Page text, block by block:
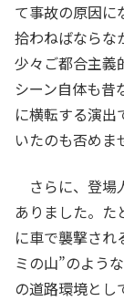
て事故の原因に
拾わねばならな
少々ご都合主義
シーン自体も昔
に横転する演出
いたのも否めま
さらに、登場
ありました。た
に車で襲撃され
ミの山”のよう
の道路環境とし